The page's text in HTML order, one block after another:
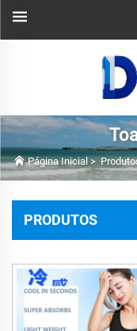
Página Inicial >
PRODUTOS